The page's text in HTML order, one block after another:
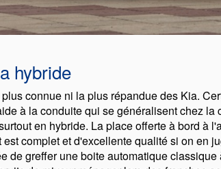
hybride
connue ni la plus répandue des Kia.
à la conduite qui se généralisent chez la
en hybride. La place offerte à bord à
complet et d'excellente qualité si on en
de greffer une boite automatique